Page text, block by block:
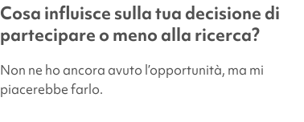
Cosa influisce sulla tua decisione di
partecipare o meno alla ricerca?
Non ne ho ancora avuto l’opportunità, ma mi
piacerebbe farlo.